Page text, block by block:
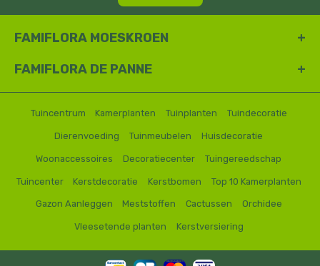
FAMIFLORA MOESKROEN
FAMIFLORA DE PANNE
Tuincentrum Kamerplanten Tuinplanten Tuindecoratie
Dierenvoeding Tuinmeubelen Huisdecoratie
Woonaccessoires Decoratiecenter Tuingereedschap
Tuincenter Kerstdecoratie Kerstbomen Top 10 Kamerplanten
Gazon Aanleggen Meststoffen Cactussen Orchidee
Vleesetende planten Kerstversiering